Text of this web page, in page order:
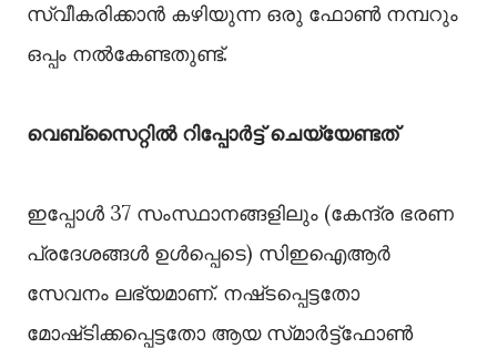
സ്വീകരിക്കാൻ കഴിയുന്ന ഒരു ഫോൺ നമ്പറും
ഒപ്പം നൽകേണ്ടതുണ്ട്.
വെബ്‌സൈറ്റിൽ റിപ്പോർട്ട് ചെയ്യേണ്ടത്
ഇപ്പോൾ 37 സംസ്ഥാനങ്ങളിലും (കേന്ദ്ര ഭരണ
പ്രദേശങ്ങൾ ഉൾപ്പെടെ) സിഇഐആർ
സേവനം ലഭ്യമാണ്. നഷ്‌ടപ്പെട്ടതോ
മോഷ്‌ടിക്കപ്പെട്ടതോ ആയ സ്‌മാർട്ട്‌ഫോൺ